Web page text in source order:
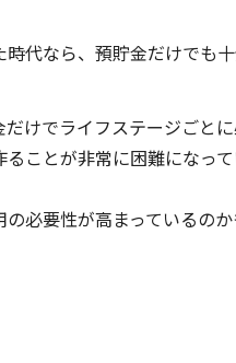
代なら、預貯金だけでも
けでライフステージごと
ことが非常に困難になっ
必要性が高まっているのか